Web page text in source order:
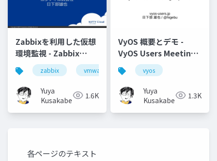
Zabbixを利用した仮想
環境監視 - Zabbix
Conference Japan
2013
zabbix vmware
Yuya
Kusakabe
1.6K
VyOS 概要とデモ -
VyOS Users Meeting
Japan #1
vyos
Yuya
Kusakabe
1.3K
各ページのテキスト